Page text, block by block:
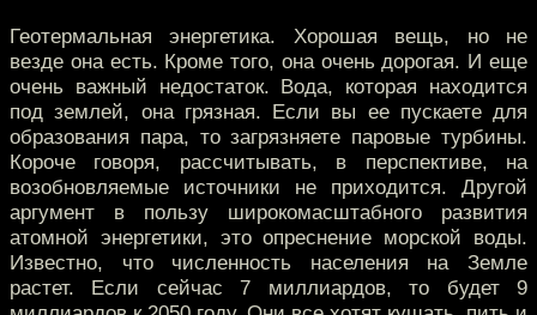
Геотермальная энергетика. Хорошая вещь, но не
везде она есть. Кроме того, она очень дорогая. И еще
очень важный недостаток. Вода, которая находится
под землей, она грязная. Если вы ее пускаете для
образования пара, то загрязняете паровые турбины.
Короче говоря, рассчитывать, в перспективе, на
возобновляемые источники не приходится. Другой
аргумент в пользу широкомасштабного развития
атомной энергетики, это опреснение морской воды.
Известно, что численность населения на Земле
растет. Если сейчас 7 миллиардов, то будет 9